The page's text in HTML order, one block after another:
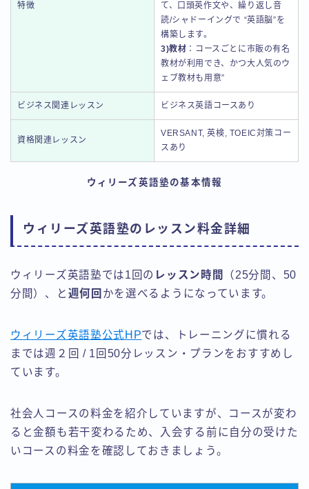
特徴
て、口頭英作文や、繰り返し音
読/シャドーイングで “英語脳”を
構築します。
3)教材 ：コースごとに市販の有名
教材が利用でき、かつ大人気のウ
ェブ教材も用意”
ビジネス関連レッスン ビジネス英語コースあり
資格関連レッスン
VERSANT, 英検, TOEIC対策コー
スあり
ウィリーズ英語塾の基本情報
ウィリーズ英語塾のレッスン料金詳細
ウィリーズ英語塾では1回の レッスン時間
（25分間、50
分間）、と 週何回 かを選べるようになっています。
ウィリーズ英語塾公式HPでは、トレーニングに慣れる
までは週２回 / 1回50分レッスン・プランをおすすめし
ています。
社会人コースの料金を紹介していますが、コースが変わ
ると金額も若干変わるため、入会する前に自分の受けた
いコースの料金を確認しておきましょう。